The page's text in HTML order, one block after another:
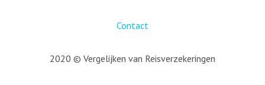
Contact
2020 © Vergelijken van Reisverzekeringen